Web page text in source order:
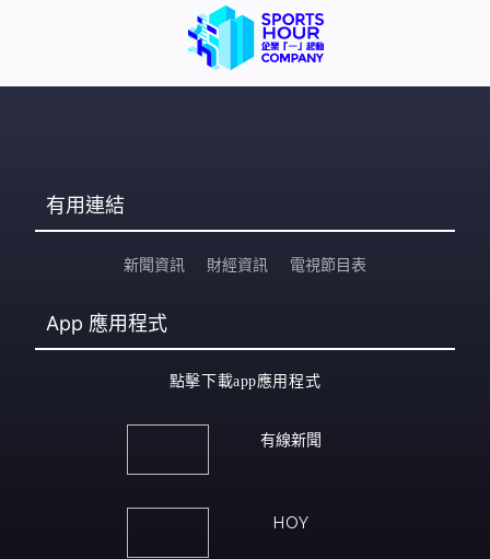
有用連結
新聞資訊 財經資訊 電視節目表
App 應用程式
點擊下載app應用程式
有線新聞
HOY